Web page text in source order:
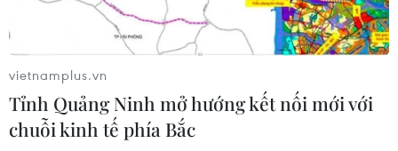
vietnamplus.vn
Tỉnh Quảng Ninh mở hướng kết nối mới với
chuỗi kinh tế phía Bắc